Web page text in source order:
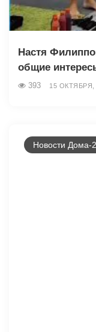
Настя
общие
393 15 ОКТЯБРЯ,
Новости Дома-2